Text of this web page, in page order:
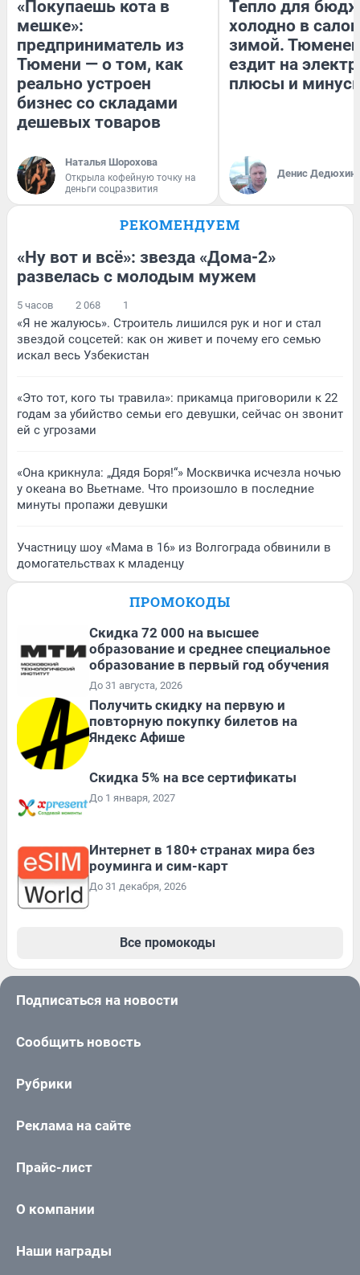
«Покупаешь кота в
мешке»:
предприниматель из
Тюмени — о том, как
реально устроен
бизнес со складами
дешевых товаров
Наталья Шорохова
Открыла кофейную точку на
деньги соцразвития
Тепло для
холодно в
зимой.
ездит на
плюсы и
Денис Дедюхин
РЕКОМЕНДУЕМ
«Ну вот и всё»: звезда «Дома-2»
развелась с молодым мужем
5 часов 2 068 1
«Я не жалуюсь». Строитель лишился рук и ног и стал
звездой соцсетей: как он живет и почему его семью
искал весь Узбекистан
«Это тот, кого ты травила»: прикамца приговорили к 22
годам за убийство семьи его девушки, сейчас он звонит
ей с угрозами
«Она крикнула: „Дядя Боря!“» Москвичка исчезла ночью
у океана во Вьетнаме. Что произошло в последние
минуты пропажи девушки
Участницу шоу «Мама в 16» из Волгограда обвинили в
домогательствах к младенцу
ПРОМОКОДЫ
Скидка 72 000 на высшее
образование и среднее специальное
образование в первый год обучения
До 31 августа, 2026
Получить скидку на первую и
повторную покупку билетов на
Яндекс Афише
Скидка 5% на все сертификаты
До 1 января, 2027
Интернет в 180+ странах мира без
роуминга и сим-карт
До 31 декабря, 2026
Все промокоды
Подписаться на новости
Сообщить новость
Рубрики
Реклама на сайте
Прайс-лист
О компании
Наши награды